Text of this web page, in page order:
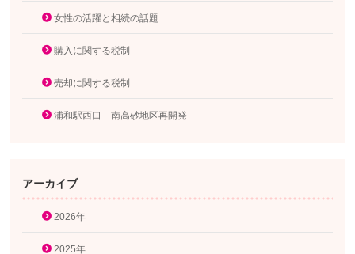
女性の活躍と相続の話題
購入に関する税制
売却に関する税制
浦和駅西口 南高砂地区再開発
アーカイブ
2026年
2025年